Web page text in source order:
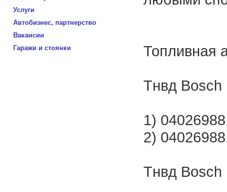
Услуги
Автобизнес, партнерство
Вакансии
Гаражи и стоянки
Топливная
Тнвд
1)
2)
Тнвд